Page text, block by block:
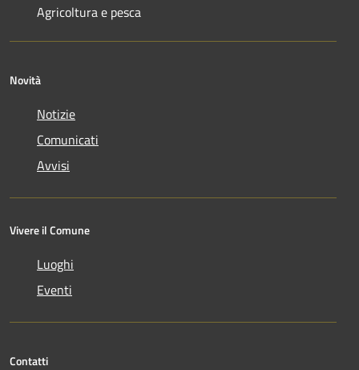
Agricoltura e pesca
Novità
Notizie
Comunicati
Avvisi
Vivere il Comune
Luoghi
Eventi
Contatti